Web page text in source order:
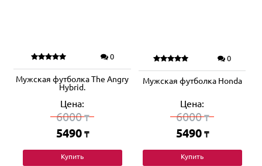
0
Мужская футболка The Angry
Hybrid.
Цена:
6000₸
5490 ₸
Купить
0
Мужская футболка Honda
Цена:
6000₸
5490 ₸
Купить